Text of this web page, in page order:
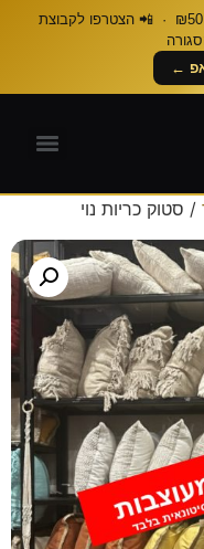
כל פרסום נוסף – ₪50 · 📲 הצטרפו לקבוצת
←
/ סטוק כריות נוי